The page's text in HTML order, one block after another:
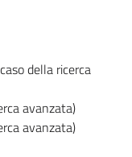
della ricerca
avanzata)
avanzata)